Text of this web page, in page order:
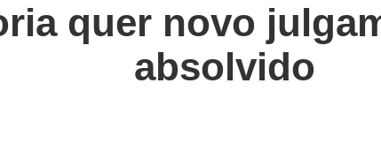
quer novo
absolvido